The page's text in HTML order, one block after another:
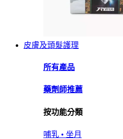
皮膚及頭髮護理
所有產品
藥劑師推薦
按功能分類
哺乳 • 坐月